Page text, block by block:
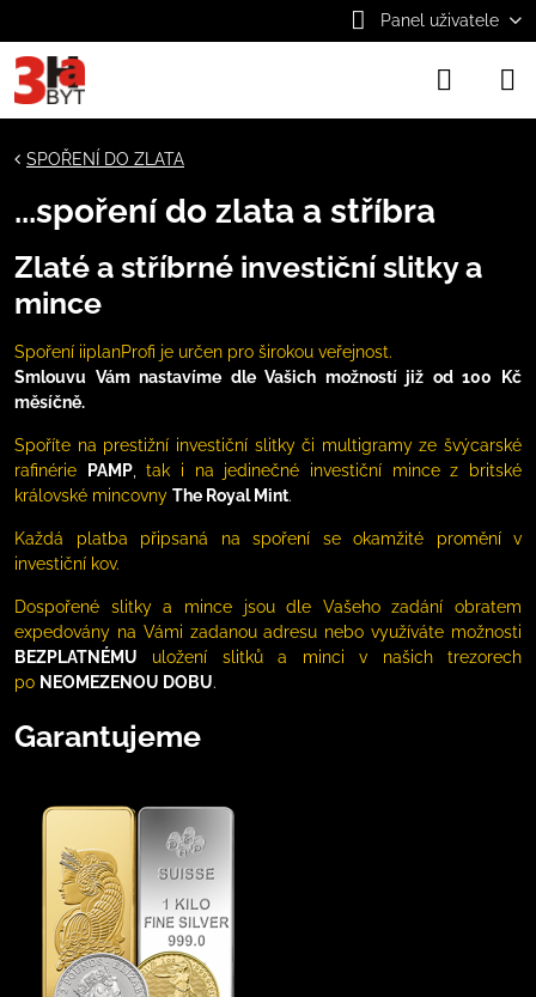
Panel uživatele
SPOŘENÍ DO ZLATA
...spoření do zlata a stříbra
Zlaté a stříbrné investiční slitky a
mince
Spoření iiplanProfi je určen pro širokou veřejnost.
Smlouvu Vám nastavíme dle Vašich možností již od 100 Kč
měsíčně.
Spoříte na prestižní investiční slitky či multigramy ze švýcarské
rafinérie
PAMP,tak i na jedinečné investiční mince z britské
královské mincovny The Royal Mint.
Každá platba připsaná na spoření se okamžité promění v
investiční kov.
Dospořené slitky a mince jsou dle Vašeho zadání obratem
expedovány na Vámi zadanou adresu nebo využíváte možnosti
BEZPLATNÉMU
uložení slitků a minci v našich trezorech
po NEOMEZENOU DOBU.
Garantujeme